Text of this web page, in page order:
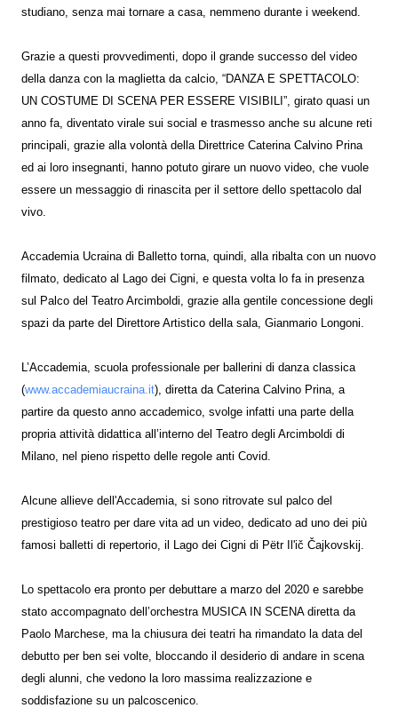
studiano, senza mai tornare a casa, nemmeno durante i weekend.
Grazie a questi provvedimenti, dopo il grande successo del video
della danza con la maglietta da calcio, “DANZA E SPETTACOLO:
UN COSTUME DI SCENA PER ESSERE VISIBILI”, girato quasi un
anno fa, diventato virale sui social e trasmesso anche su alcune reti
principali, grazie alla volontà della Direttrice Caterina Calvino Prina
ed ai loro insegnanti, hanno potuto girare un nuovo video, che vuole
essere un messaggio di rinascita per il settore dello spettacolo dal
vivo.
Accademia Ucraina di Balletto torna, quindi, alla ribalta con un nuovo
filmato, dedicato al Lago dei Cigni, e questa volta lo fa in presenza
sul Palco del Teatro Arcimboldi, grazie alla gentile concessione degli
spazi da parte del Direttore Artistico della sala, Gianmario Longoni.
L’Accademia, scuola professionale per ballerini di danza classica
(www.accademiaucraina.it), diretta da Caterina Calvino Prina, a
partire da questo anno accademico, svolge infatti una parte della
propria attività didattica all’interno del Teatro degli Arcimboldi di
Milano, nel pieno rispetto delle regole anti Covid.
Alcune allieve dell'Accademia, si sono ritrovate sul palco del
prestigioso teatro per dare vita ad un video, dedicato ad uno dei più
famosi balletti di repertorio, il Lago dei Cigni di Pëtr Il'ič Čajkovskij.
Lo spettacolo era pronto per debuttare a marzo del 2020 e sarebbe
stato accompagnato dell’orchestra MUSICA IN SCENA diretta da
Paolo Marchese, ma la chiusura dei teatri ha rimandato la data del
debutto per ben sei volte, bloccando il desiderio di andare in scena
degli alunni, che vedono la loro massima realizzazione e
soddisfazione su un palcoscenico.